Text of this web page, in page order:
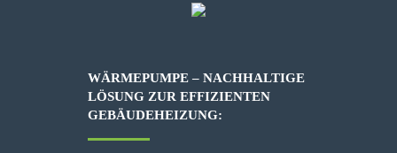
WÄRMEPUMPE – NACHHALTIGE
LÖSUNG ZUR EFFIZIENTEN
GEBÄUDEHEIZUNG: